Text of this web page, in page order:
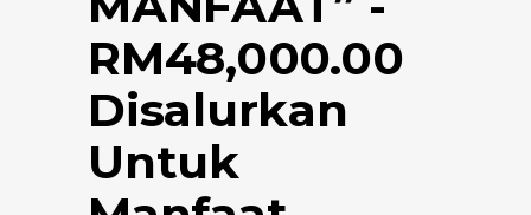
RM48,000.00
Disalurkan
Untuk